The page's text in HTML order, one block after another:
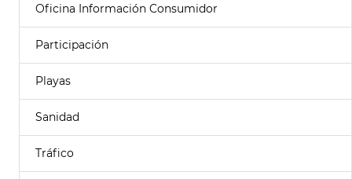
Oficina Información Consumidor
Participación
Playas
Sanidad
Tráfico